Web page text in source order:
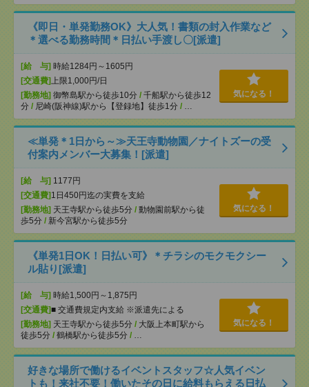
《即日・単発勤務OK》大人気！書類の封入作業など
＊選べる勤務時間＊日払い手渡し〇[派遣]
[給 与] 時給1284円～1605円
[交通費] 上限1,000円/日
[勤務地] 御幣島駅から徒歩10分 / 千船駅から徒歩12
分 / 尼崎(阪神線)駅から【登録地】徒歩1分 / …
気になる！
≪単発＊1日から～≫天王寺動物園／ナイトズーの受
付案内メンバー大募集！[派遣]
[給 与] 1177円
[交通費] 1日450円迄の実費を支給
[勤務地] 天王寺駅から徒歩5分 / 動物園前駅から徒
歩5分 / 新今宮駅から徒歩5分
気になる！
《単発1日OK！日払い可》＊チラシのモクモクシー
ル貼り[派遣]
[給 与] 時給1,500円～1,875円
[交通費]■ 交通費規定内支給 ※派遣先による
[勤務地] 天王寺駅から徒歩5分 / 大阪上本町駅から
徒歩5分 / 鶴橋駅から徒歩5分 / …
気になる！
好きな場所で働けるイベントスタッフ☆人気イベン
トも！来社不要！働いたその日に給料もらえる日払